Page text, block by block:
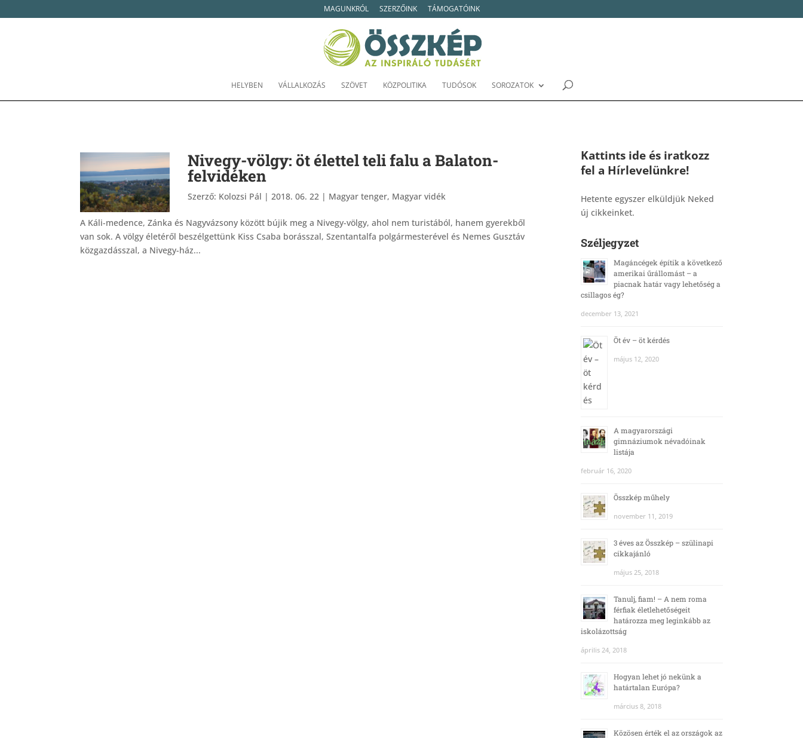
MAGUNKRÓL SZERZŐINK TÁMOGATÓINK
HELYBEN VÁLLALKOZÁS SZÖVET KÖZPOLITIKA TUDÓSOK SOROZATOK
Nivegy-völgy: öt élettel teli falu a Balaton-
felvidéken
Szerző: Kolozsi Pál |2018. 06. 22 | Magyar tenger, Magyar vidék
A Káli-medence, Zánka és Nagyvázsony között bújik meg a Nivegy-völgy, ahol nem turistából, hanem gyerekből
van sok. A völgy életéről beszélgettünk Kiss Csaba borásszal, Szentantalfa polgármesterével és Nemes Gusztáv
közgazdásszal, a Nivegy-ház...
Kattints ide és iratkozz
fel a Hírlevelünkre!
Hetente egyszer elküldjük Neked
új cikkeinket.
Széljegyzet
Magáncégek építik a következő
amerikai űrállomást – a
piacnak határ vagy lehetőség a
csillagos ég?
december 13, 2021
Öt év – öt kérdés
május 12, 2020
A magyarországi
gimnáziumok névadóinak
listája
február 16, 2020
Összkép műhely
november 11, 2019
3 éves az Összkép – szülinapi
cikkajánló
május 25, 2018
Tanulj, fiam! – A nem roma
férfiak életlehetőségeit
határozza meg leginkább az
iskolázottság
április 24, 2018
Hogyan lehet jó nekünk a
határtalan Európa?
március 8, 2018
Közösen érték el az országok az